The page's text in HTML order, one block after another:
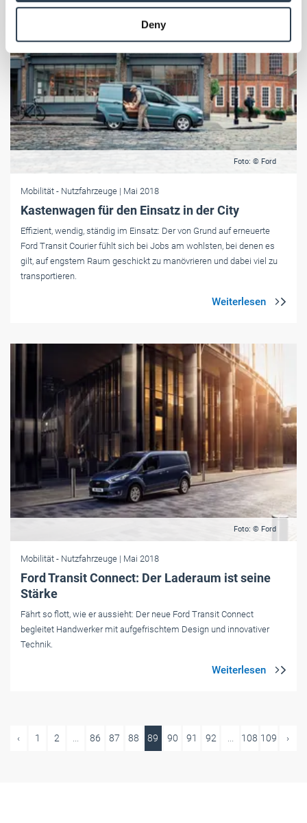
provided to them or that they’ve collected from your use
Weitere Informationen:Impressum Datenschutz
Deny
Foto: © Ford
Mobilität - Nutzfahrzeuge | Mai 2018
Kastenwagen für den Einsatz in der City
Effizient, wendig, ständig im Einsatz: Der von Grund auf erneuerte
Ford Transit Courier fühlt sich bei Jobs am wohlsten, bei denen es
gilt, auf engstem Raum geschickt zu manövrieren und dabei viel zu
transportieren.
Foto: © Ford
Mobilität - Nutzfahrzeuge | Mai 2018
Ford Transit Connect: Der Laderaum ist seine
Stärke
Fährt so flott, wie er aussieht: Der neue Ford Transit Connect
begleitet Handwerker mit aufgefrischtem Design und innovativer
Technik.
‹ 1 2 ... 86 87 88 89 90 91 92 ... 108 109 ›